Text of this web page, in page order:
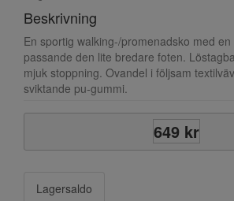
Beskrivning
En sportig walking-/promenadsko med
passande den lite bredare foten.
mjuk stoppning. Ovandel i följsam
sviktande pu-gummi.
649 kr
Lagersaldo